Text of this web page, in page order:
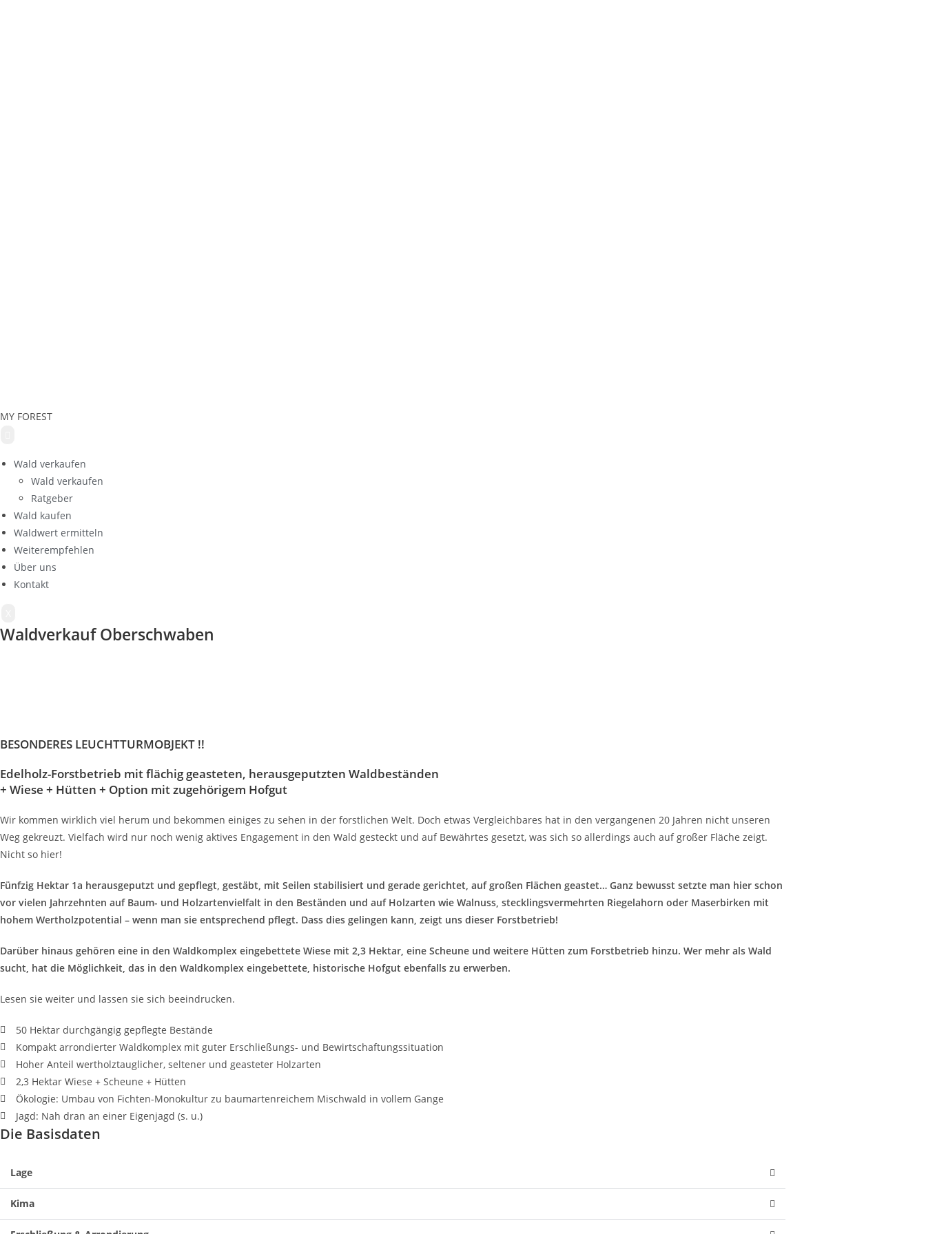
MY FOREST
Wald verkaufen
Wald verkaufen
Ratgeber
Wald kaufen
Waldwert ermitteln
Weiterempfehlen
Über uns
Kontakt
Waldverkauf Oberschwaben
BESONDERES LEUCHTTURMOBJEKT !!
Edelholz-Forstbetrieb mit flächig geasteten, herausgeputzten Waldbeständen
+ Wiese + Hütten + Option mit zugehörigem Hofgut
Wir kommen wirklich viel herum und bekommen einiges zu sehen in der forstlichen Welt. Doch etwas Vergleichbares hat in den vergangenen 20 Jahren nicht unseren
Weg gekreuzt. Vielfach wird nur noch wenig aktives Engagement in den Wald gesteckt und auf Bewährtes gesetzt, was sich so allerdings auch auf großer Fläche zeigt.
Nicht so hier!
Fünfzig Hektar 1a herausgeputzt und gepflegt, gestäbt, mit Seilen stabilisiert und gerade gerichtet, auf großen Flächen geastet… Ganz bewusst setzte man hier schon
vor vielen Jahrzehnten auf Baum- und Holzartenvielfalt in den Beständen und auf Holzarten wie Walnuss, stecklingsvermehrten Riegelahorn oder Maserbirken mit
hohem Wertholzpotential – wenn man sie entsprechend pflegt. Dass dies gelingen kann, zeigt uns dieser Forstbetrieb!
Darüber hinaus gehören eine in den Waldkomplex eingebettete Wiese mit 2,3 Hektar, eine Scheune und weitere Hütten zum Forstbetrieb hinzu. Wer mehr als Wald
sucht, hat die Möglichkeit, das in den Waldkomplex eingebettete, historische Hofgut ebenfalls zu erwerben.
Lesen sie weiter und lassen sie sich beeindrucken.
50 Hektar durchgängig gepflegte Bestände
Kompakt arrondierter Waldkomplex mit guter Erschließungs- und Bewirtschaftungssituation
Hoher Anteil wertholztauglicher, seltener und geasteter Holzarten
2,3 Hektar Wiese + Scheune + Hütten
Ökologie: Umbau von Fichten-Monokultur zu baumartenreichem Mischwald in vollem Gange
Jagd: Nah dran an einer Eigenjagd (s. u.)
Die Basisdaten
Lage
Kima